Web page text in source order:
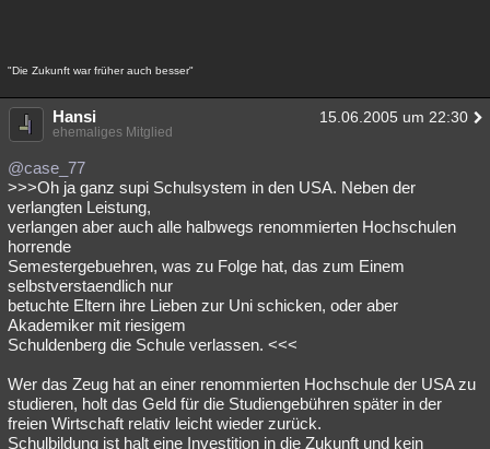
"Die Zukunft war früher auch besser"
Hansi 15.06.2005 um 22:30
ehemaliges Mitglied
@case_77
>>>Oh ja ganz supi Schulsystem in den USA. Neben der
verlangten Leistung,
verlangen aber auch alle halbwegs renommierten Hochschulen
horrende
Semestergebuehren, was zu Folge hat, das zum Einem
selbstverstaendlich nur
betuchte Eltern ihre Lieben zur Uni schicken, oder aber
Akademiker mit riesigem
Schuldenberg die Schule verlassen. <<<
Wer das Zeug hat an einer renommierten Hochschule der USA zu
studieren, holt das Geld für die Studiengebühren später in der
freien Wirtschaft relativ leicht wieder zurück.
Schulbildung ist halt eine Investition in die Zukunft und kein